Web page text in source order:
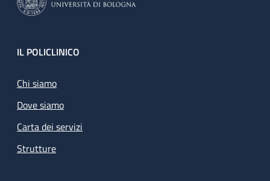
Footer
IL POLICLINICO
Chi siamo
Dove siamo
Carta dei servizi
Strutture